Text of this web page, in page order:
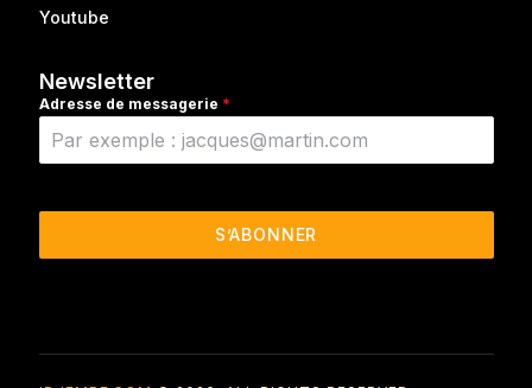
Youtube
Newsletter
Adresse de messagerie *
S’ABONNER